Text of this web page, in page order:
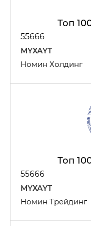
БИЗНЕСҮҮД
Банк, санхүү
Борлуулалт
Топ
55666
МҮХАҮТ
Номин Холдинг
Топ
55666
МҮХАҮТ
Номин Трейдинг